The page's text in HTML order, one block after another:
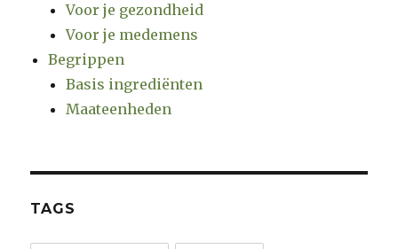
Voor je gezondheid
Voor je medemens
Begrippen
Basis ingrediënten
Maateenheden
TAGS